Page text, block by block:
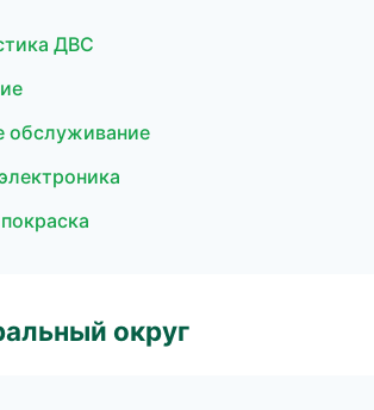
ДВС
обслуживание
округ